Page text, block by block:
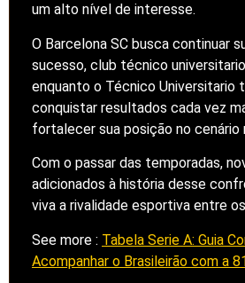
um alto nível de interesse.
O Barcelona SC busca continuar
sucesso, club técnico
enquanto o Técnico Universitario
conquistar resultados cada vez
fortalecer sua posição no cenário
Com o passar das temporadas,
adicionados à história desse
viva a rivalidade esportiva entre
See more : Tabela Serie A: Guia
Acompanhar o Brasileirão com a